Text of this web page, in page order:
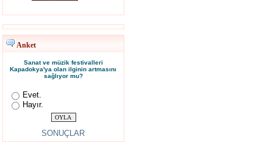
Anket
Sanat ve müzik festivalleri
Kapadokya'ya olan ilginin artmasını
sağlıyor mu?
Evet.
Hayır.
SONUÇLAR